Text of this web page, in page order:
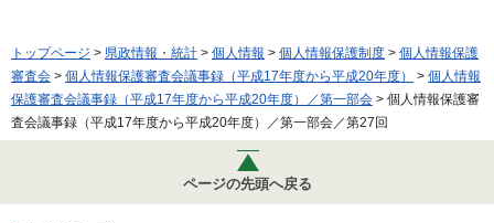
トップページ > 県政情報・統計 > 個人情報 > 個人情報保護制度 > 個人情報保護
審査会 > 個人情報保護審査会議事録（平成17年度から平成20年度） > 個人情報
保護審査会議事録（平成17年度から平成20年度）／第一部会 > 個人情報保護審
査会議事録（平成17年度から平成20年度）／第一部会／第27回
ページの先頭へ戻る